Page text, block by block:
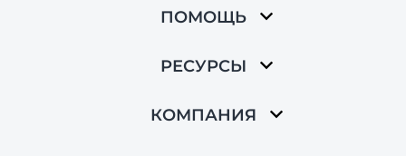
ПОМОЩЬ
РЕСУРСЫ
КОМПАНИЯ